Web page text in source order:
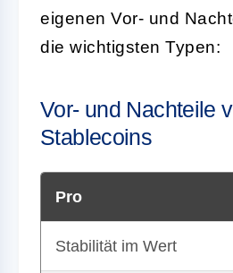
eigenen Vor- und
die wichtigsten Typen:
Vor- und Nachteile
Stablecoins
Pro
Stabilität im Wert